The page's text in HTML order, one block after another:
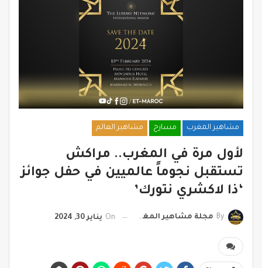
مشاهير المغرب مسارح مشاهير العالم
لأول مرة في المغرب.. مراكش
تستقبل نجوماً عالميين في حفل جوائز
‘ذا لاكشري نتورك’
By مجلة مشاهير المغرب On يناير 30, 2024